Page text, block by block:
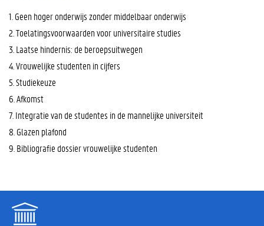
1. Geen hoger onderwijs zonder middelbaar onderwijs
2. Toelatingsvoorwaarden voor universitaire studies
3. Laatse hindernis: de beroepsuitwegen
4. Vrouwelijke studenten in cijfers
5. Studiekeuze
6. Afkomst
7. Integratie van de studentes in de mannelijke universiteit
8. Glazen plafond
9. Bibliografie dossier vrouwelijke studenten